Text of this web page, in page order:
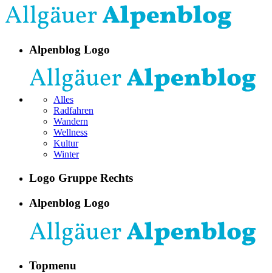
Alpenblog Logo
Alles
Radfahren
Wandern
Wellness
Kultur
Winter
Logo Gruppe Rechts
Alpenblog Logo
Topmenu